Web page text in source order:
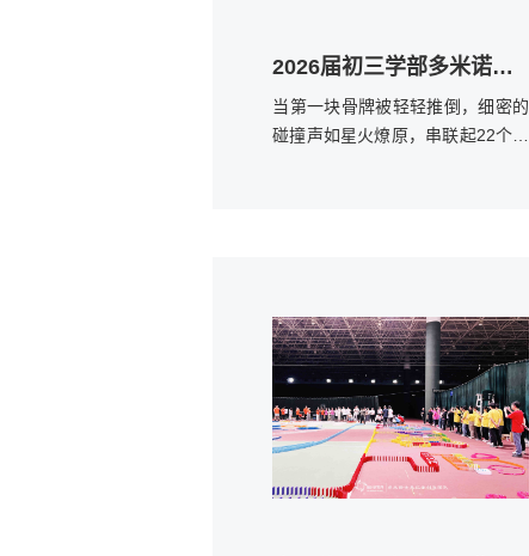
2026届初三学部多米诺共创活动点燃毕业季温情
当第一块骨牌被轻轻推倒，细密的
碰撞声如星火燎原，串联起22个班
长记忆”。